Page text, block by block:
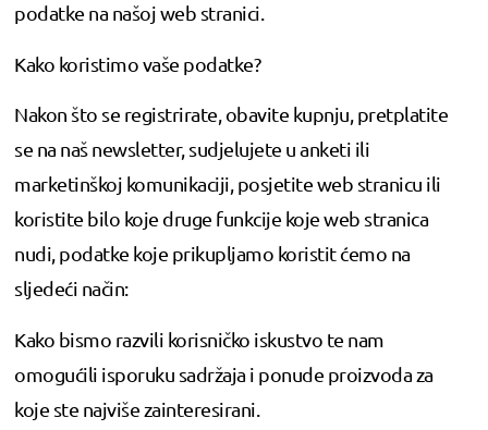
podatke na našoj web stranici.
Kako koristimo vaše podatke?
Nakon što se registrirate, obavite kupnju, pretplatite
se na naš newsletter, sudjelujete u anketi ili
marketinškoj komunikaciji, posjetite web stranicu ili
koristite bilo koje druge funkcije koje web stranica
nudi, podatke koje prikupljamo koristit ćemo na
sljedeći način:
Kako bismo razvili korisničko iskustvo te nam
omogućili isporuku sadržaja i ponude proizvoda za
koje ste najviše zainteresirani.